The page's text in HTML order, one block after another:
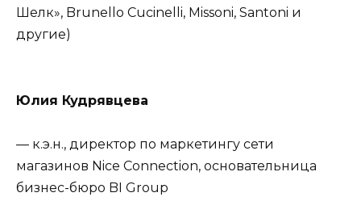
Шелк», Brunello Cucinelli, Missoni, Santoni и
другие)
Юлия Кудрявцева
— к.э.н., директор по маркетингу сети
магазинов Nice Connection, основательница
бизнес-бюро BI Group